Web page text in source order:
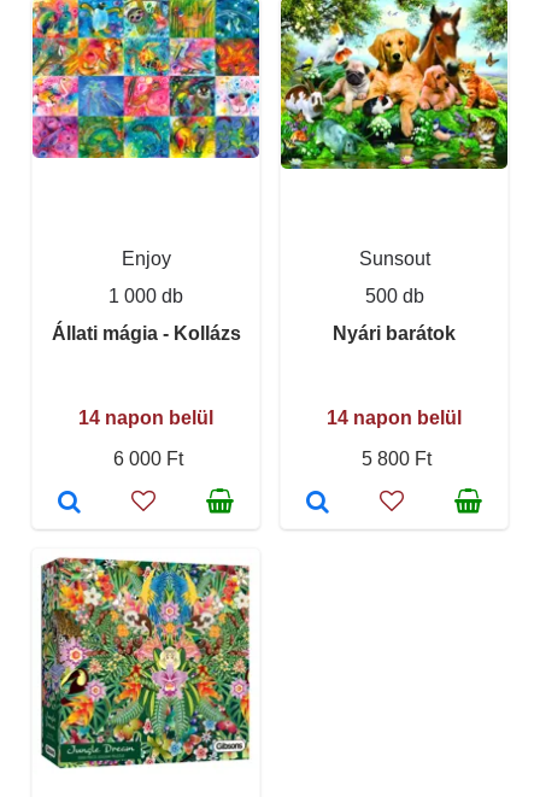
Enjoy
1 000 db
Állati mágia - Kollázs
14 napon belül
6 000 Ft
Sunsout
500 db
Nyári barátok
14 napon belül
5 800 Ft